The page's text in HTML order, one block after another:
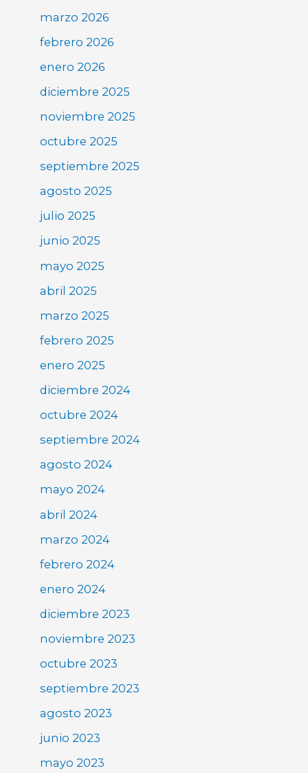
marzo 2026
febrero 2026
enero 2026
diciembre 2025
noviembre 2025
octubre 2025
septiembre 2025
agosto 2025
julio 2025
junio 2025
mayo 2025
abril 2025
marzo 2025
febrero 2025
enero 2025
diciembre 2024
octubre 2024
septiembre 2024
agosto 2024
mayo 2024
abril 2024
marzo 2024
febrero 2024
enero 2024
diciembre 2023
noviembre 2023
octubre 2023
septiembre 2023
agosto 2023
junio 2023
mayo 2023